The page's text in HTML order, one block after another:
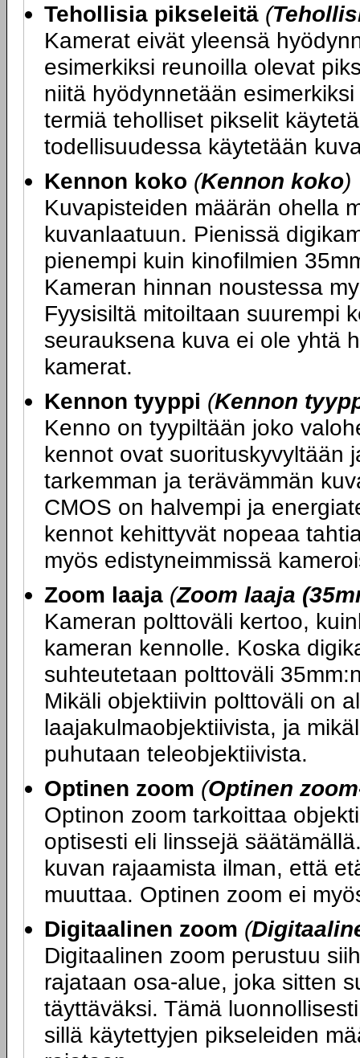
Tehollisia pikseleitä (
Kamerat eivät yleensä
esimerkiksi reunoilla olevat
niitä hyödynnetään
termiä teholliset pikselit
todellisuudessa käytetään
Kennon koko (Kennon koko)
Kuvapisteiden määrän ohella
kuvanlaatuun. Pienissä
pienempi kuin kinofilmien
Kameran hinnan noustessa
Fyysisiltä mitoiltaan suurempi
seurauksena kuva ei ole yhtä
kamerat.
Kennon tyyppi (Kennon
Kenno on tyypiltään joko
kennot ovat suorituskyvyltään
tarkemman ja terävämmän
CMOS on halvempi ja
kennot kehittyvät nopeaa
myös edistyneimmissä
Zoom laaja (Zoom laaja
Kameran polttoväli kertoo,
kameran kennolle. Koska
suhteutetaan polttoväli
Mikäli objektiivin polttoväli on
laajakulmaobjektiivista, ja
puhutaan teleobjektiivista.
Optinen zoom (Optinen
Optinon zoom tarkoittaa
optisesti eli linssejä
kuvan rajaamista ilman, että
muuttaa. Optinen zoom ei
Digitaalinen zoom (
Digitaalinen zoom perustuu
rajataan osa-alue, joka sitten
täyttäväksi. Tämä
sillä käytettyjen pikseleiden